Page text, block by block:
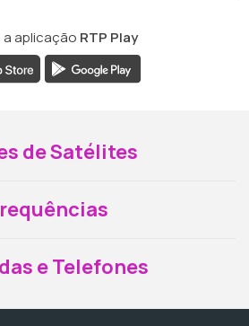
a aplicação RTP Play
de Satélites
e Telefones